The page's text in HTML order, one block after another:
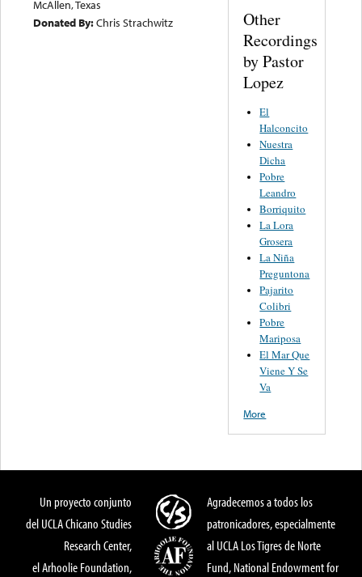
McAllen, Texas
Donated By:Chris Strachwitz
Other
Recordings
by Pastor
Lopez
El
Halconcito
Nuestra
Dicha
Pobre
Leandro
Borriquito
La Lora
Grosera
La Niña
Preguntona
Pajarito
Colibri
Pobre
Mariposa
El Mar Que
Viene Y Se
Va
More
Un proyecto conjunto
del UCLA Chicano Studies
Research Center,
el Arhoolie Foundation,
Agradecemos a todos los
patronicadores, especialmente
al UCLA Los Tigres de Norte
Fund, National Endowment for